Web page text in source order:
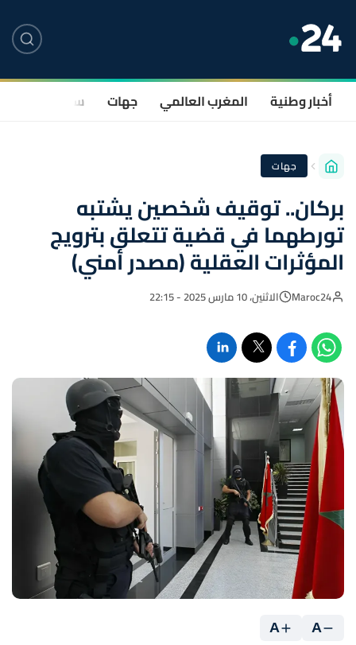
أخبار وطنية المغرب العالمي جهات سياسة
جهات
بركان.. توقيف شخصين يشتبه
تورطهما في قضية تتعلق بترويج
المؤثرات العقلية (مصدر أمني)
Maroc24 الاثنين، 10 مارس 2025 - 22:15
A
A